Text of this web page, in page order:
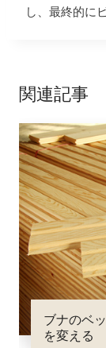
し、最終的に
関連記事
ブナのベ
を変える